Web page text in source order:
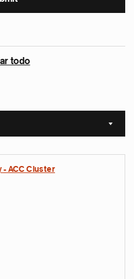
todo
Sort
- ACC Cluster